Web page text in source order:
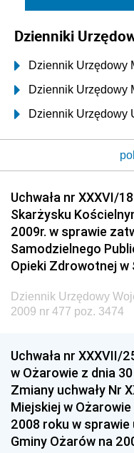
Dzienniki
Dziennik Urzędowy
Dziennik Urzędowy
Dziennik Urzędowy
Dziennik Urzędowy
Elektronicznej
Dziennik Urzędowy
Administracji
Dziennik Urzędowy
Dziennik Urzędowy
Dziennik Urzędowy
Dziennik Urzędowy
Dziennik Urzędowy
Dziennik Urzędowy
Sportu
Dziennik Urzędowy
Uchwała nr XXXVI/
Skarżysku
2009r. w sprawie
Samodzielnego
Opieki Zdrowotnej
Dziennik Urzędowy
2009 nr 477 poz. 3474
Uchwała nr XXXVII/
w Ożarowie z dnia
Zmiany uchwały Nr
Miejskiej w
2008 roku w
Gminy Ożarów na